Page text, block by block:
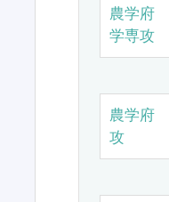
農学府
学専攻
農学府
攻